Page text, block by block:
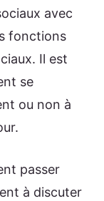
avec
fonctions
Il est
se
ou non à
passer
à discuter